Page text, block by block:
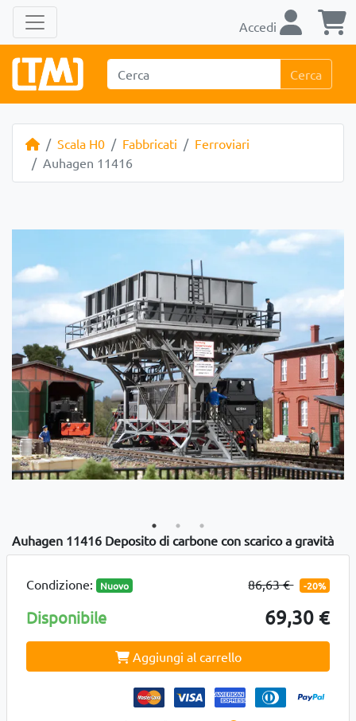
Accedi
Cerca
Scala H0 Fabbricati
Ferroviari
Auhagen 11416
Auhagen 11416 Deposito di carbone con scarico a gravità
Condizione: Nuovo 86,63 € -20%
Disponibile 69,30 €
Aggiungi al carrello